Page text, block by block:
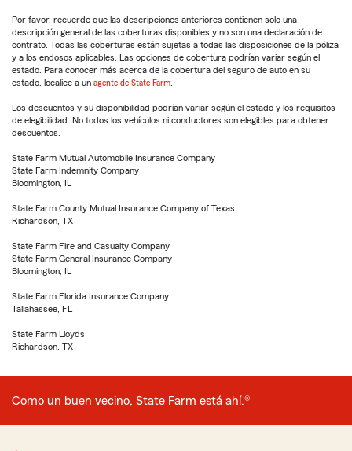
Por favor, recuerde que las descripciones anteriores contienen solo una
descripción general de las coberturas disponibles y no son una declaración de
contrato. Todas las coberturas están sujetas a todas las disposiciones de la póliza
y a los endosos aplicables. Las opciones de cobertura podrían variar según el
estado. Para conocer más acerca de la cobertura del seguro de auto en su
estado, localice a un agente de State Farm
Los descuentos y su disponibilidad podrían variar según el estado y los requisitos
de elegibilidad. No todos los vehículos ni conductores son elegibles para obtener
descuentos.
State Farm Mutual Automobile Insurance Company
State Farm Indemnity Company
Bloomington, IL
State Farm County Mutual Insurance Company of Texas
Richardson, TX
State Farm Fire and Casualty Company
State Farm General Insurance Company
Bloomington, IL
State Farm Florida Insurance Company
Tallahassee, FL
State Farm Lloyds
Richardson, TX
Como un buen vecino, State Farm está ahí.®